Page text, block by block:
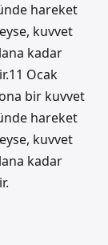
hareket
kuvvet
kadar
Ocak
bir kuvvet
hareket
kuvvet
kadar